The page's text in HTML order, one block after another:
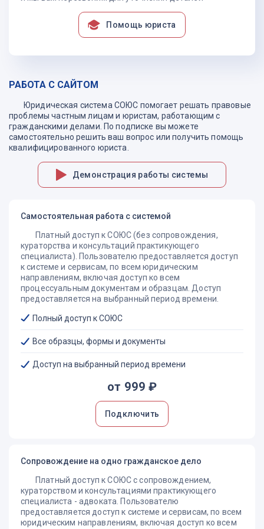
(например, ч.5 ст. 16.1 Закона об ОСАГО).
Несоблюдение же истцом досудебного порядка будет
Предметом доказывания в данной категории дел
является факт того, что произошедшее событие является
страховым случаем. И отказ страховщика в выплате
страхового возмещения является неправомерным. Так,
например, страховщик нередко указывает на отсутствие
произошедшего события в перечне, содержащемся в
условиях договора страхования и признаваемых
страховым случаем, отсутствие сведений о вине лица,
застраховавшем свою ответственность в произошедшем
событии при страховании ответственности.
могут регулировать и специальными законами Российской
Федерации, содержащими нормы гражданского права:
договор участия в долевом строительстве;
договор страхования, как личного, так и имущественного;
договор банковского вклада;
договор перевозки;
К таким отношениям Закон о защите прав
потребителей применяется в части, не урегулированной
специальными законами.
Согласно п.2 Постановления Пленума Верховного Суда
РФ от 28 июня 2012 г. N 17 «О рассмотрении судами
гражданских дел по спорам о защите прав потребителей»,
к отношениям, возникающим из договоров об оказании
отдельных видов услуг с участием гражданина,
последствия нарушения условий которых не подпадают
В частности:
о праве граждан на предоставление информации (статьи 8
- 12);
об ответственности за нарушение прав потребителей
(статья 13)
о возмещении вреда (статья 14);
Помощь юриста
РАБОТА С САЙТОМ
Юридическая система СОЮС помогает решать правовые
проблемы частным лицам и юристам, работающим с
гражданскими делами. По подписке вы можете
самостоятельно решить ваш вопрос или получить помощь
квалифицированного юриста.
Демонстрация работы системы
Самостоятельная работа с системой
Платный доступ к СОЮС (без сопровождения,
кураторства и консультаций практикующего
специалиста). Пользователю предоставляется доступ
к системе и сервисам, по всем юридическим
направлениям, включая доступ ко всем
процессуальным документам и образцам. Доступ
предоставляется на выбранный период времени.
Полный доступ к СОЮС
Все образцы, формы и документы
Доступ на выбранный период времени
от 999 ₽
Подключить
Сопровождение на одно гражданское дело
Платный доступ к СОЮС с сопровождением,
кураторством и консультациями практикующего
специалиста - адвоката. Пользователю
предоставляется доступ к системе и сервисам, по всем
юридическим направлениям, включая доступ ко всем